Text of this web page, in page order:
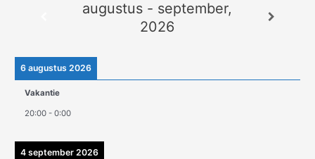
augustus - september,
2026
6 augustus 2026
Vakantie
20:00 -0:00
4 september 2026